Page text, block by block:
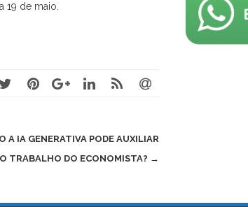
19 de maio.
A IA GENERATIVA PODE AUXILIAR
O TRABALHO DO ECONOMISTA? →